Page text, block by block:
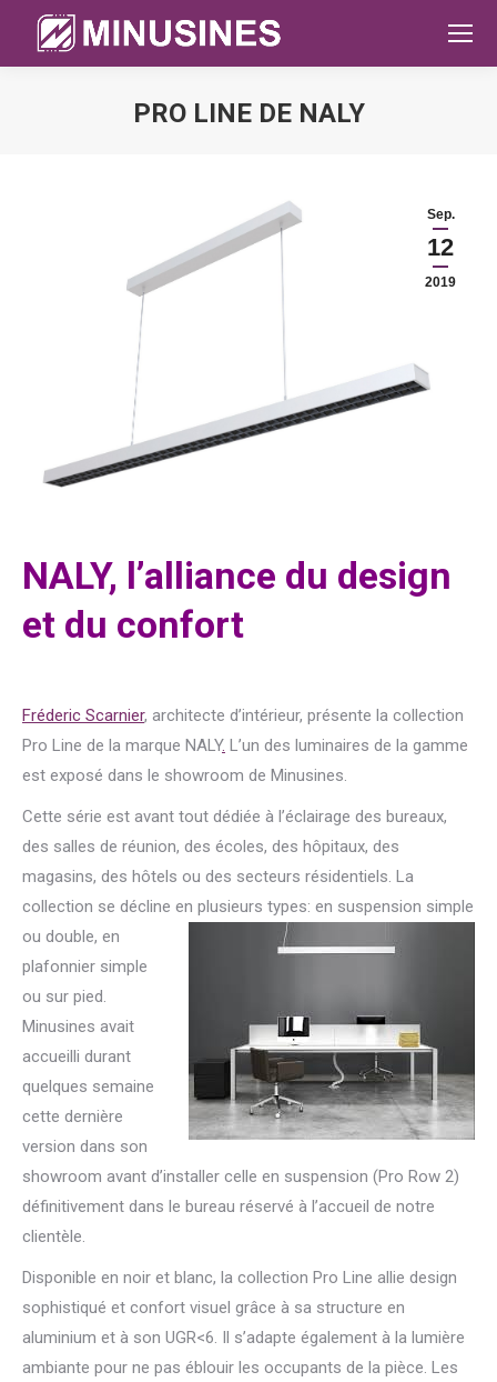
PRO LINE DE NALY
Sep.
12
2019
NALY, l’alliance du design
et du confort
Fréderic Scarnier, architecte d’intérieur, présente la collection
Pro Line de la marque NALY. L’un des luminaires de la gamme
est exposé dans le showroom de Minusines.
Cette série est avant tout dédiée à l’éclairage des bureaux,
des salles de réunion, des écoles, des hôpitaux, des
magasins, des hôtels ou des secteurs résidentiels. La
collection se décline en plusieurs types: en suspension simple
ou double, en
plafonnier simple
ou sur pied.
Minusines avait
accueilli durant
quelques semaine
cette dernière
version dans son
showroom avant d’installer celle en suspension (Pro Row 2)
définitivement dans le bureau réservé à l’accueil de notre
clientèle.
Disponible en noir et blanc, la collection Pro Line allie design
sophistiqué et confort visuel grâce à sa structure en
aluminium et à son UGR<6. Il s’adapte également à la lumière
ambiante pour ne pas éblouir les occupants de la pièce. Les